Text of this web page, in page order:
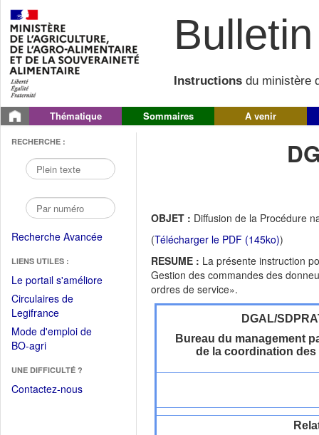
Instructions du ministère
Thématique Sommaires A venir
RECHERCHE :
Recherche Avancée
LIENS UTILES :
Le portail s'améliore(Fichier
Circulaires de
Legifrance(Ouvrir
dans
une
fenêtre)
Mode d'emploi de
BO-agri(Ouvrir
une
nouvelle
UNE DIFFICULTÉ ?
Contactez-nous
OBJET : Diffusion de la Procédure
(Télécharger le PDF (145ko))
RESUME : La présente instruction
Gestion des commandes des
ordres de service».
DGAL/
Bureau du management
de la coordination